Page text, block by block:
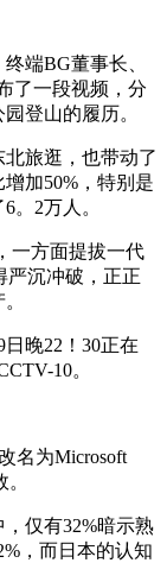
端BG董事长、
了一段视频，分
登山的履历。
旅逛，也带动了
加50%，特别是
。2万人。
方面提拔一代
严沉冲破，正正
晚22！30正在
10。
名为Microsoft
仅有32%暗示熟
，而日本的认知